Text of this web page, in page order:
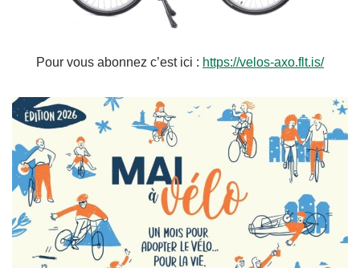
Pour vous abonnez c’est ici : https://velos-axo.flt.is/